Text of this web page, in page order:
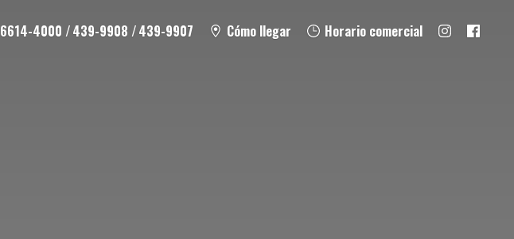
6614-4000 / 439-9908 / 439-9907 Cómo llegar Horario comercial